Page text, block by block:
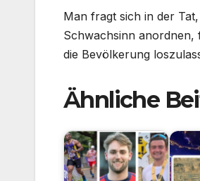
Man fragt sich in der
Schwachsinn anordnen,
die Bevölkerung
Ähnliche